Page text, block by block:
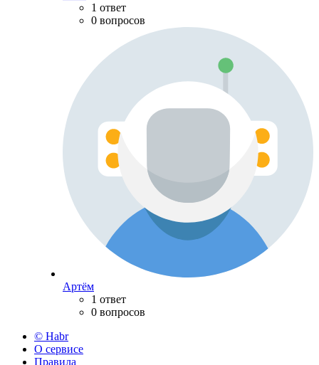
1 ответ
0 вопросов
Артём
1 ответ
0 вопросов
© Habr
О сервисе
Правила